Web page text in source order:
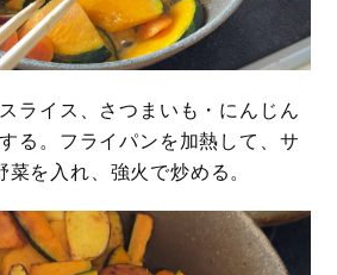
ライス、さつまいも・にんじん
る。フライパンを加熱して、サ
を入れ、強火で炒める。